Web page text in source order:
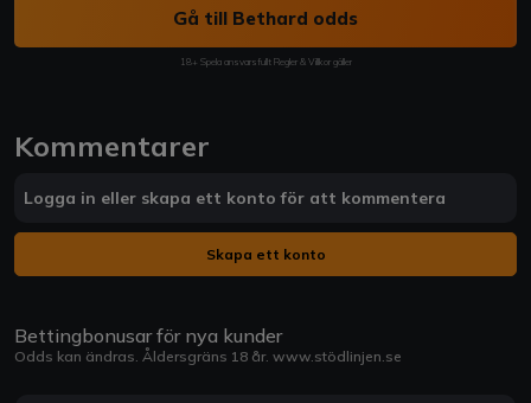
Gå till Bethard odds
18+ Spela ansvarsfullt Regler & Villkor gäller
Kommentarer
Logga in eller skapa ett konto för att kommentera
Skapa ett konto
Bettingbonusar för nya kunder
Odds kan ändras. Åldersgräns 18 år. www.stödlinjen.se